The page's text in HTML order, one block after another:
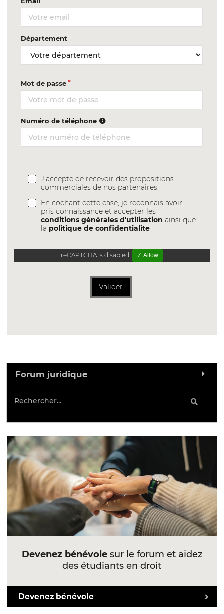
Département
Mot de passe
Numéro de téléphone
J'accepte de recevoir des propositions
commerciales de nos partenaires
En cochant cette case, je reconnais avoir
pris connaissance et accepter les
conditions générales d'utilisation ainsi que
la politique de confidentialite
reCAPTCHA is disabled. ✓ Allow
Valider
Forum juridique
Devenez bénévolesur le forum et aidez
des étudiants en droit
Devenez bénévole